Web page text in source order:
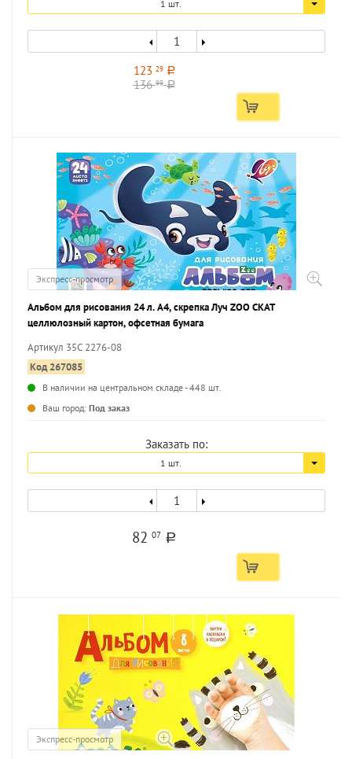
1 шт.
123 29 a
13699 a
Экспресс-просмотр
Альбом для рисования 24 л. А4, скрепка Луч ZOO СКАТ
целлюлозный картон, офсетная бумага
Артикул 35С 2276-08
Код 267085
В наличии на центральном складе - 448 шт.
Ваш город: Под заказ
Заказать по:
1 шт.
8207 a
Экспресс-просмотр